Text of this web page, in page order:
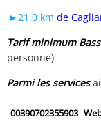
►21.0 km de
Tarif minimum
personne)
Parmi les services
00390702355903